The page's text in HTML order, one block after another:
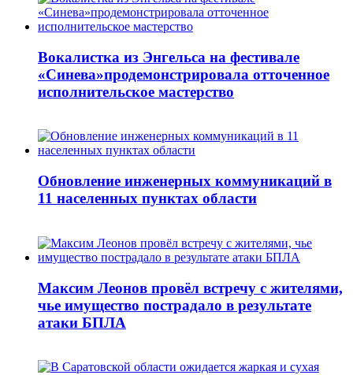
Вокалистка из Энгельса на фестивале
«Синева»продемонстрировала отточенное
исполнительское мастерство
Обновление инженерных коммуникаций в
11 населенных пунктах области
Максим Леонов провёл встречу с жителями,
чье имущество пострадало в результате
атаки БПЛА